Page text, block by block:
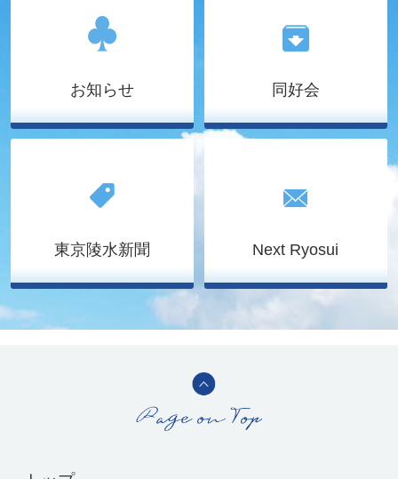
お知らせ 同好会
東京陵水新聞 Next Ryosui